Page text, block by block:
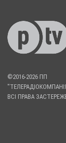
©2016-2026 ПП
"ТЕЛЕРАДІОКОМПАНІЯ
ВСІ ПРАВА